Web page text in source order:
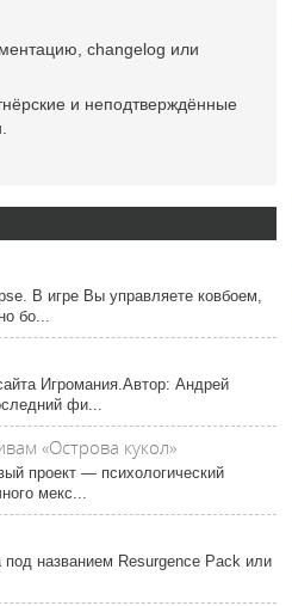
changelog или
и неподтверждённые
В игре Вы управляете ковбоем,
бо...
Игромания.Автор: Андрей
фи...
«Острова кукол»
проект — психологический
мекс...
названием Resurgence Pack или